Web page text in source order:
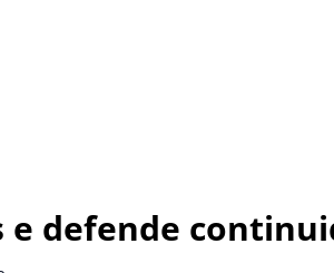
defende